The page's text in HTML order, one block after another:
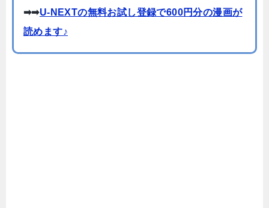
➡➡U-NEXTの無料お試し登録で600円分の漫画が
読めます♪